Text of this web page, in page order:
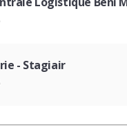
- Stagiair